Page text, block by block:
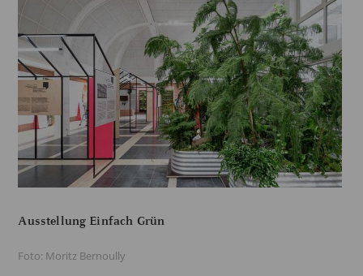
Ausstellung Einfach Grün
Foto: Moritz Bernoully